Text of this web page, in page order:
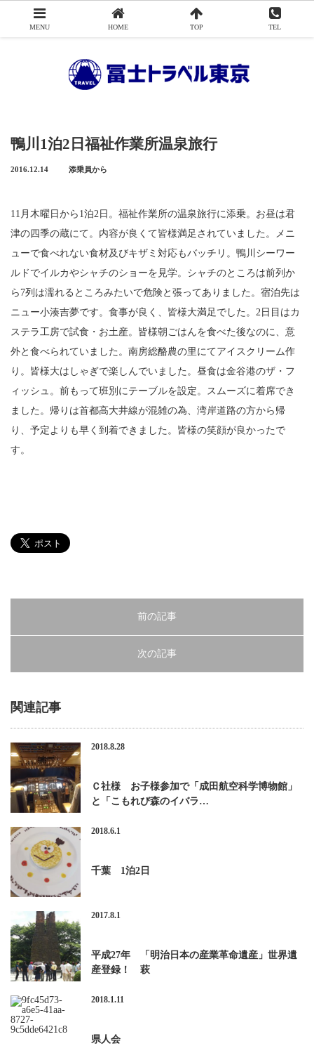
鴨川1泊2日福祉作業所温泉旅行
2016.12.14 添乗員から
11月木曜日から1泊2日。福祉作業所の温泉旅行に添乗。お昼は君
津の四季の蔵にて。内容が良くて皆様満足されていました。メニ
ューで食べれない食材及びキザミ対応もバッチリ。鴨川シーワー
ルドでイルカやシャチのショーを見学。シャチのところは前列か
ら7列は濡れるところみたいで危険と張ってありました。宿泊先は
ニュー小湊吉夢です。食事が良く、皆様大満足でした。2日目はカ
ステラ工房で試食・お土産。皆様朝ごはんを食べた後なのに、意
外と食べられていました。南房総酪農の里にてアイスクリーム作
り。皆様大はしゃぎで楽しんでいました。昼食は金谷港のザ・フ
ィッシュ。前もって班別にテーブルを設定。スムーズに着席でき
ました。帰りは首都高大井線が混雑の為、湾岸道路の方から帰
り、予定よりも早く到着できました。皆様の笑顔が良かったで
す。
前の記事
次の記事
関連記事
2018.8.28
Ｃ社様 お子様参加で「成田航空科学博物館」
と「こもれび森のイバラ…
2018.6.1
千葉 1泊2日
2017.8.1
平成27年 「明治日本の産業革命遺産」世界遺
産登録！ 萩
2018.1.11
県人会
MENU HOME TOP TEL
アクセス
旅行業務取扱料金について
会社概要
お問い合わせ
採用情報
プライバシーポリシー
保険募集に関する勧誘方針及び販売方針